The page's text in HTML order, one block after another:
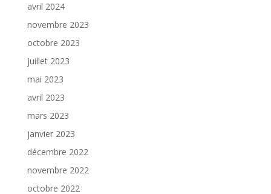
avril 2024
novembre 2023
octobre 2023
juillet 2023
mai 2023
avril 2023
mars 2023
janvier 2023
décembre 2022
novembre 2022
octobre 2022